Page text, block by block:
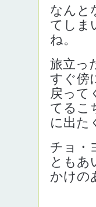
なんと
てしま
ね。
旅立っ
すぐ傍
戻って
てるこ
に出た
チョ・
ともあ
かけの